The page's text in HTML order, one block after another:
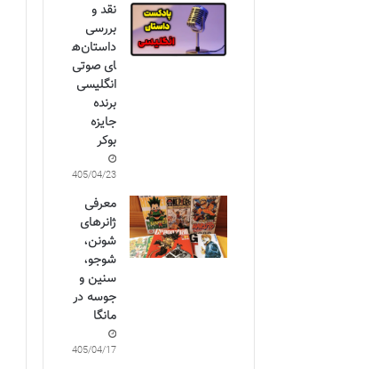
نقد و
بررسی
داستان‌ه
ای صوتی
انگلیسی
برنده
جایزه
بوکر
1405/04/23
معرفی
ژانرهای
شونن،
شوجو،
سنین و
جوسه در
مانگا
1405/04/17